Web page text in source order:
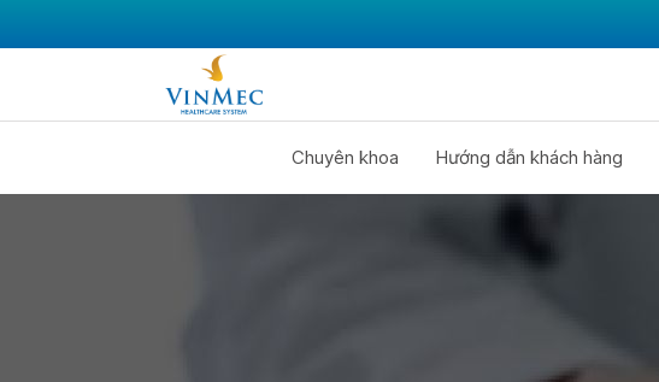
Chuyên khoa Hướng dẫn khách hàng